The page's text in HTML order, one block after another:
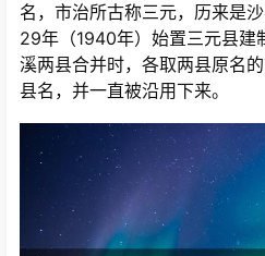
名，市治所古称三元，历来是
29年（1940年）始置三元县建
溪两县合并时，各取两县原名
县名，并一直被沿用下来。